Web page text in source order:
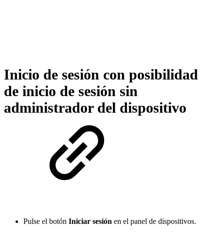
Inicio de sesión con posibilidad
de inicio de sesión sin
administrador del dispositivo
Pulse el botón Iniciar sesión en el panel de dispositivos.